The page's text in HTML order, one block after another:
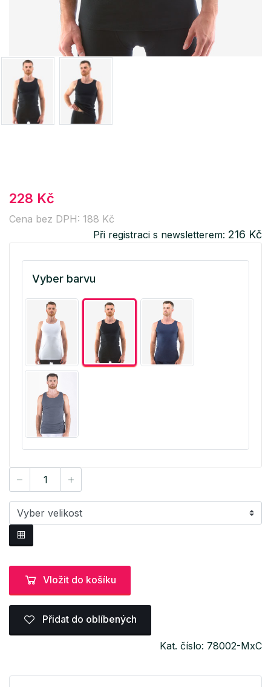
228 Kč
Cena bez DPH: 188 Kč
Při registraci s newsletterem: 216 Kč
Vyber barvu
Vložit do košíku
Přidat do oblíbených
Kat. číslo: 78002-MxC